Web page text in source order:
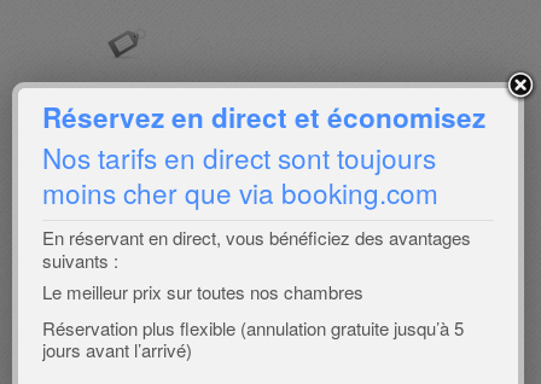
Laisser un
commentaire
Vous devezvous connecterpour publier un
commentaire.
Karte
Réservez en direct et économisez
Nos tarifs en direct sont toujours
moins cher que via booking.com
En réservant en direct, vous bénéficiez des avantages
suivants :
Le meilleur prix sur toutes nos chambres
Réservation plus flexible (annulation gratuite jusqu’à 5
jours avant l’arrivé)